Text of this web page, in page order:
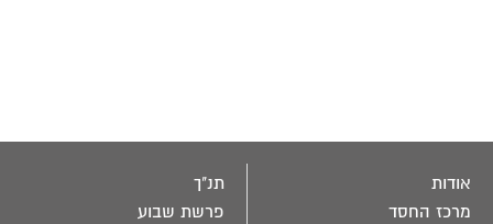
אודות
מרכז החסד
תנ"ך
פרשת שבוע